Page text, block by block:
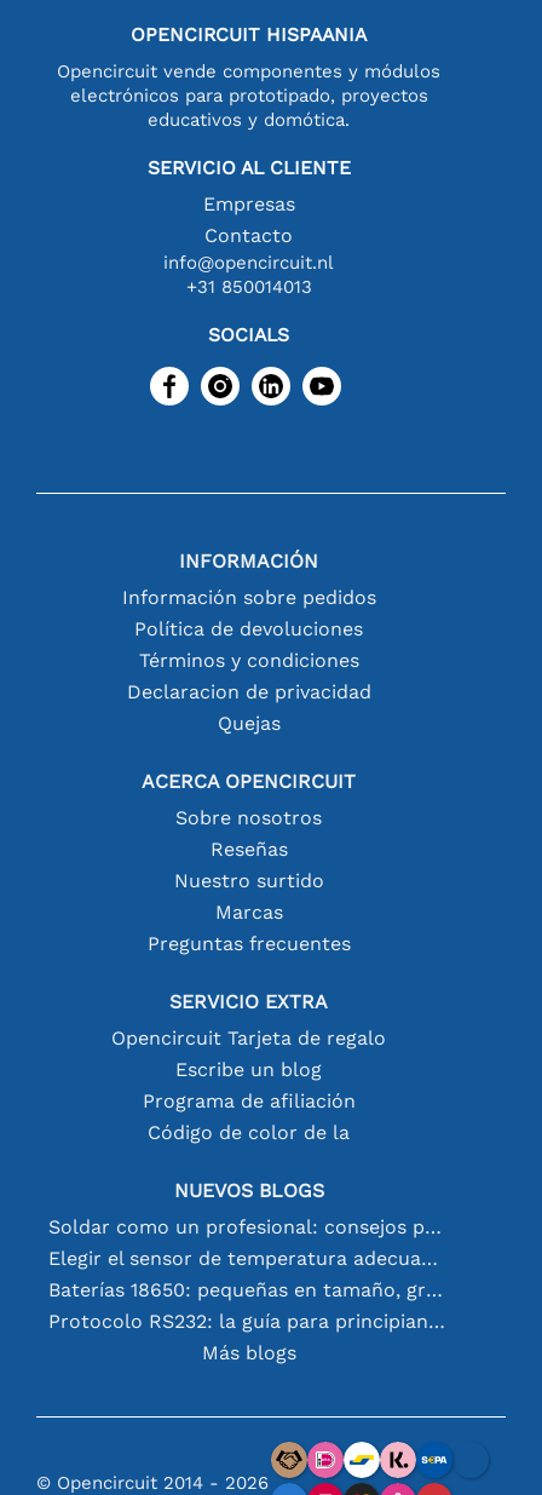
OPENCIRCUIT HISPAANIA
Opencircuit vende componentes y módulos
electrónicos para prototipado, proyectos
educativos y domótica.
SERVICIO AL CLIENTE
Empresas
Contacto
info@opencircuit.nl
+31 850014013
SOCIALS
INFORMACIÓN
Información sobre pedidos
Política de devoluciones
Términos y condiciones
Declaracion de privacidad
Quejas
ACERCA OPENCIRCUIT
Sobre nosotros
Reseñas
Nuestro surtido
Marcas
Preguntas frecuentes
SERVICIO EXTRA
Opencircuit Tarjeta de regalo
Escribe un blog
Programa de afiliación
Código de color de la
NUEVOS BLOGS
Soldar como un profesional: consejos para conexiones electrónicas perfectas
Elegir el sensor de temperatura adecuado [youtube]
Baterías 18650: pequeñas en tamaño, grandes en rendimiento
Protocolo RS232: la guía para principiantes
Más blogs
© Opencircuit 2014 - 2026